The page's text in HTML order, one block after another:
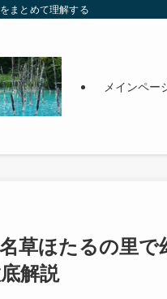
まとめて理解する
メインペー
名草ほたるの里
解説